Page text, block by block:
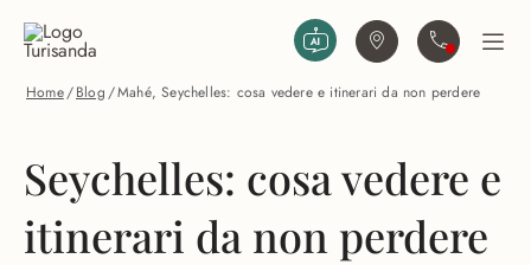
Trova agenziaContattaciApri
Home/Blog/Mahé, Seychelles: cosa vedere e itinerari da non perdere
Seychelles: cosa vedere e
itinerari da non perdere